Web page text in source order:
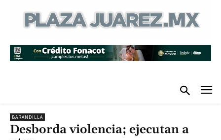
BARANDILLA
Desborda violencia; ejecutan a